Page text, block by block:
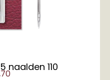
naalden 110